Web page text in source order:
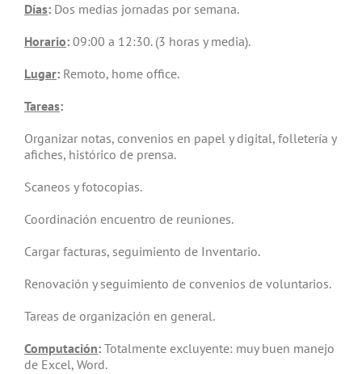
Días: Dos medias jornadas por semana.
Horario: 09:00 a 12:30. (3 horas y media).
Lugar: Remoto, home office.
Tareas:
Organizar notas, convenios en papel y digital, folletería y
afiches, histórico de prensa.
Scaneos y fotocopias.
Coordinación encuentro de reuniones.
Cargar facturas, seguimiento de Inventario.
Renovación y seguimiento de convenios de voluntarios.
Tareas de organización en general.
Computación: Totalmente excluyente: muy buen manejo
de Excel, Word.